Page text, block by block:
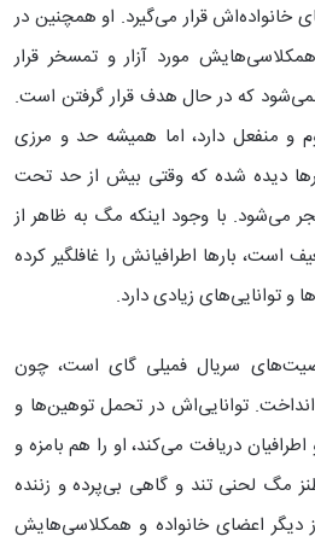
قرار می‌گیرد. او همچنین در
مورد آزار و تمسخر قرار
که در حال هدف قرار گرفتن است.
و منفعل دارد، اما همیشه حد و مرزی
دیده شده که وقتی بیش از حد تحت
می‌شود. با وجود اینکه مگ به ظاهر از
بارها اطرافیانش را غافلگیر کرده
و توانایی‌های زیادی دارد.
سریال فمیلی گای است، چون
توانایی‌اش در تحمل توهین‌ها و
دریافت می‌کند، او را هم بامزه و
مگ لحنی تند و گاهی بی‌پرده و زننده
دیگر اعضای خانواده و همکلاسی‌هایش